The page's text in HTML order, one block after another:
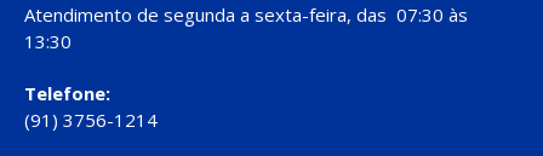
Atendimento de segunda a sexta-feira, das 07:30 às
13:30
Telefone:
(91) 3756-1214